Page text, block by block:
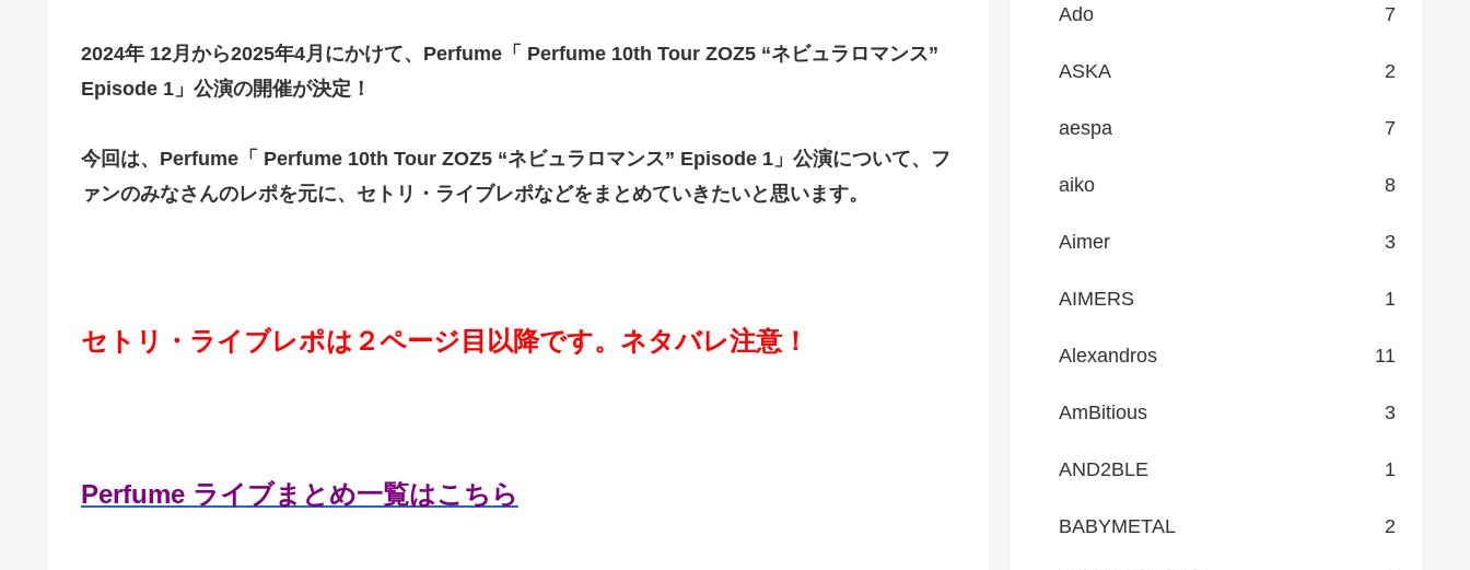
2024年 12月から2025年4月にかけて、Perfume「 Perfume 10th Tour ZOZ5 “ネビュラロマンス”
Episode 1」公演の開催が決定！
今回は、Perfume「 Perfume 10th Tour ZOZ5 “ネビュラロマンス” Episode 1」公演について、フ
ァンのみなさんのレポを元に、セトリ・ライブレポなどをまとめていきたいと思います。
セトリ・ライブレポは２ページ目以降です。ネタバレ注意！
Perfume ライブまとめ一覧はこちら
Ado 7
ASKA 2
aespa 7
aiko 8
Aimer 3
AIMERS 1
Alexandros 11
AmBitious 3
AND2BLE 1
BABYMETAL 2